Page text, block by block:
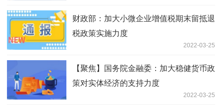
财政部：加大小微企业增值税期末留抵退
税政策实施力度
2022-03-25
【聚焦】国务院金融委：加大稳健货币政
策对实体经济的支持力度
2022-03-25